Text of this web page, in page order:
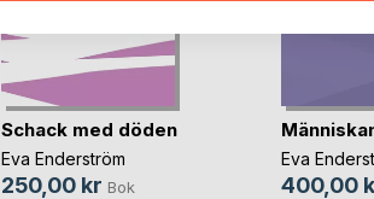
Schack med döden
Eva Enderström
250,00 kr Bok
Eva
400,00